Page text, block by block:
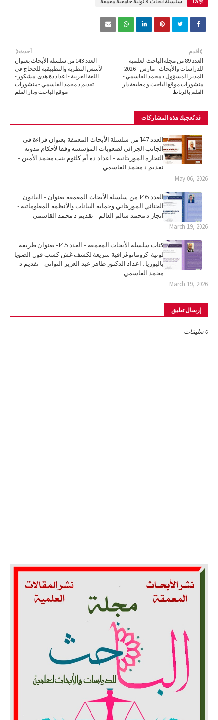
أحدث
العدد 143 من سلسلة الأبحاث بعنوان
لأسس النظرية والتطبيقية للحجاج في
اللغة العربية - اعداد ذة هدى امشكور -
تقديم د محمد القاسمي - منشورات
موقع الباحث ودار القلم
أقدم
العدد 89 من مجلة الباحث العلمية
للدراسات والأبحاث - مارس - 2026 -
المدير المسؤول ذ محمد القاسمي -
منشورات موقع الباحث و مطبعة دار
القلم بالرباط
قد تُعجبك هذه المشاركات
العدد 147 من سلسلة الأبحاث المعمقة بعنوان قراءة في
الجانب الجزائي لصعوبات المؤسسة وفقا لأحكام مدونة
التجارة الموريتانية - اعداد دة أم كلثوم بنت محمد الأمين -
تقديم د محمد القاسمي
May 06, 2026
العدد 146 من سلسلة الأبحاث المعمقة بعنوان - القانون
الجنائي الموريتاني وحماية البيانات والأنظمة المعلوماتية -
انجاز د محمد سالم العالم - تقديم د محمد القاسمي
March 19, 2026
كتاب سلسلة الأبحاث المعمقة - العدد 145- بعنوان طريقة
لونية-كروماتوغرافية سريعة لكشف غش كسب فول الصويا
باليوريا . اعداد الدكتور طاهر عبد العزيز التواتي - تقديم د
محمد القاسمي
March 19, 2026
إرسال تعليق
0 تعليقات